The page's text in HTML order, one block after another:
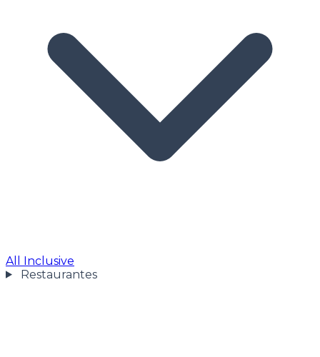
All Inclusive
Restaurantes